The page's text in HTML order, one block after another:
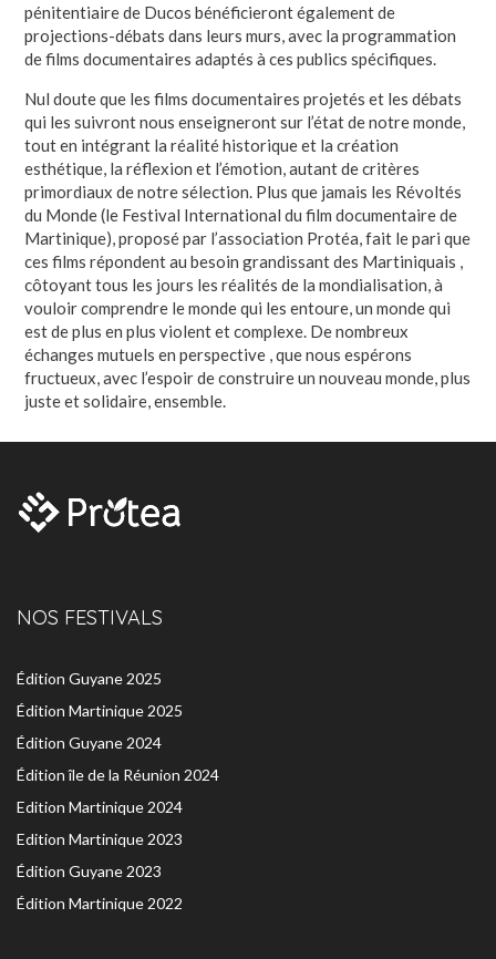
pénitentiaire de Ducos bénéficieront également de
projections-débats dans leurs murs, avec la programmation
de films documentaires adaptés à ces publics spécifiques.
Nul doute que les films documentaires projetés et les débats
qui les suivront nous enseigneront sur l’état de notre monde,
tout en intégrant la réalité historique et la création
esthétique, la réflexion et l’émotion, autant de critères
primordiaux de notre sélection. Plus que jamais les Révoltés
du Monde (le Festival International du film documentaire de
Martinique), proposé par l’association Protéa, fait le pari que
ces films répondent au besoin grandissant des Martiniquais ,
côtoyant tous les jours les réalités de la mondialisation, à
vouloir comprendre le monde qui les entoure, un monde qui
est de plus en plus violent et complexe. De nombreux
échanges mutuels en perspective , que nous espérons
fructueux, avec l’espoir de construire un nouveau monde, plus
juste et solidaire, ensemble.
NOS FESTIVALS
Édition Guyane 2025
Édition Martinique 2025
Édition Guyane 2024
Édition île de la Réunion 2024
Edition Martinique 2024
Edition Martinique 2023
Édition Guyane 2023
Édition Martinique 2022